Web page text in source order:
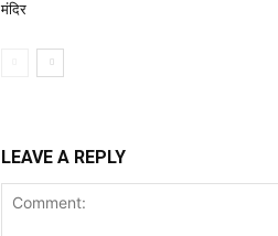
मंदिर
LEAVE A REPLY